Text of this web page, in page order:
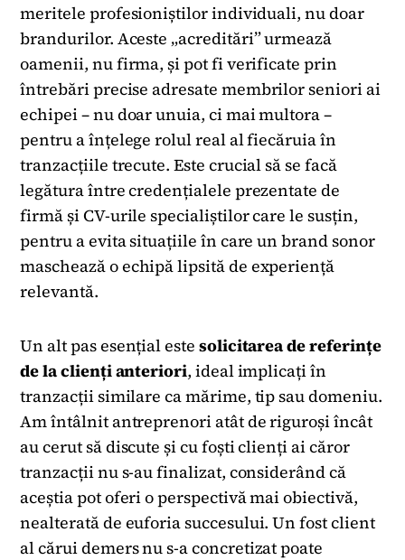
meritele profesioniștilor individuali, nu doar
brandurilor. Aceste „acreditări” urmează
oamenii, nu firma, și pot fi verificate prin
întrebări precise adresate membrilor seniori ai
echipei – nu doar unuia, ci mai multora –
pentru a înțelege rolul real al fiecăruia în
tranzacțiile trecute. Este crucial să se facă
legătura între credențialele prezentate de
firmă și CV-urile specialiștilor care le susțin,
pentru a evita situațiile în care un brand sonor
maschează o echipă lipsită de experiență
relevantă.
Un alt pas esențial este solicitarea de referințe
de la clienți anteriori, ideal implicați în
tranzacții similare ca mărime, tip sau domeniu.
Am întâlnit antreprenori atât de riguroși încât
au cerut să discute și cu foști clienți ai căror
tranzacții nu s-au finalizat, considerând că
aceștia pot oferi o perspectivă mai obiectivă,
nealterată de euforia succesului. Un fost client
al cărui demers nu s-a concretizat poate